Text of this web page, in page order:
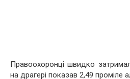
Правоохоронці швидко
на драгері показав 2,49 проміле